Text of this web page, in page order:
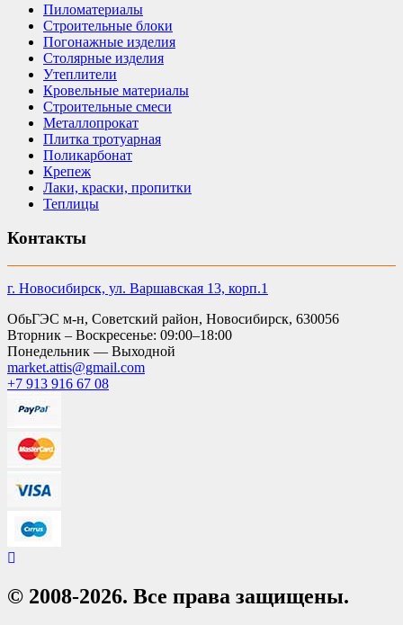
Пиломатериалы
Строительные блоки
Погонажные изделия
Столярные изделия
Утеплители
Кровельные материалы
Строительные смеси
Металлопрокат
Плитка тротуарная
Поликарбонат
Крепеж
Лаки, краски, пропитки
Теплицы
Контакты
г. Новосибирск, ул. Варшавская 13, корп.1
ОбьГЭС м-н, Советский район, Новосибирск, 630056
Вторник – Воскресенье: 09:00–18:00
Понедельник — Выходной
market.attis@gmail.com
+7 913 916 67 08
© 2008-2026. Все права защищены.